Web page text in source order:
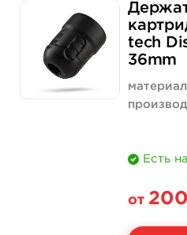
Количество
133 руб.
купить
tech
36mm
материал
Есть
от 200